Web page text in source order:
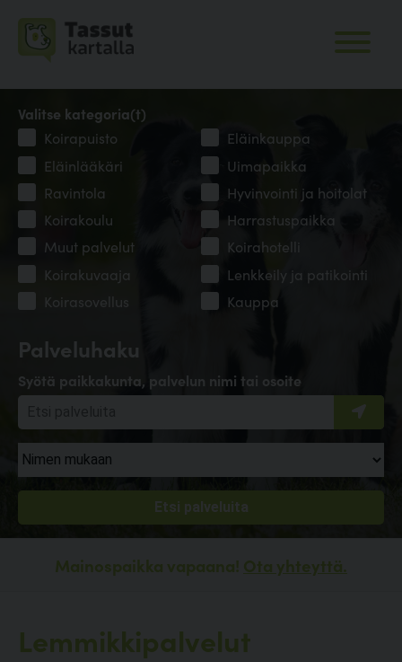
Palveluhaku
Syötä paikkakunta, palvelun nimi tai osoite
Valitse kategoria(t)
Koirapuisto
Eläinkauppa
Eläinlääkäri
Uimapaikka
Ravintola
Hyvinvointi ja hoitolat
Koirakoulu
Harrastuspaikka
Muut palvelut
Koirahotelli
Koirakuvaaja
Lenkkeily ja patikointi
Koirasovellus
Kauppa
Mainospaikka vapaana! Ota yhteyttä.
Lemmikkipalvelut